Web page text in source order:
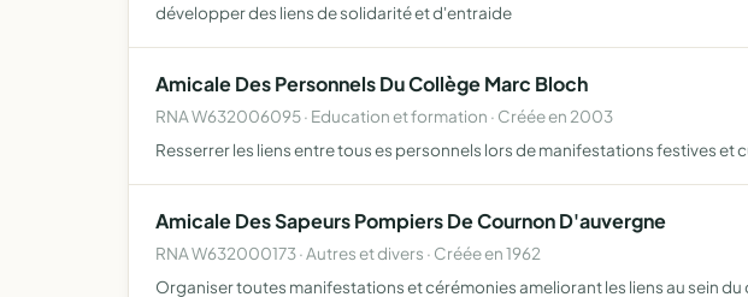
développer des liens de solidarité et d'entraide
Amicale Des Personnels Du Collège Marc Bloch
RNA W632006095 · Education et formation · Créée en 2003
Resserrer les liens entre tous es personnels lors de manifestations festives et
Amicale Des Sapeurs Pompiers De Cournon D'auvergne
RNA W632000173 · Autres et divers · Créée en 1962
Organiser toutes manifestations et cérémonies ameliorant les liens au sein